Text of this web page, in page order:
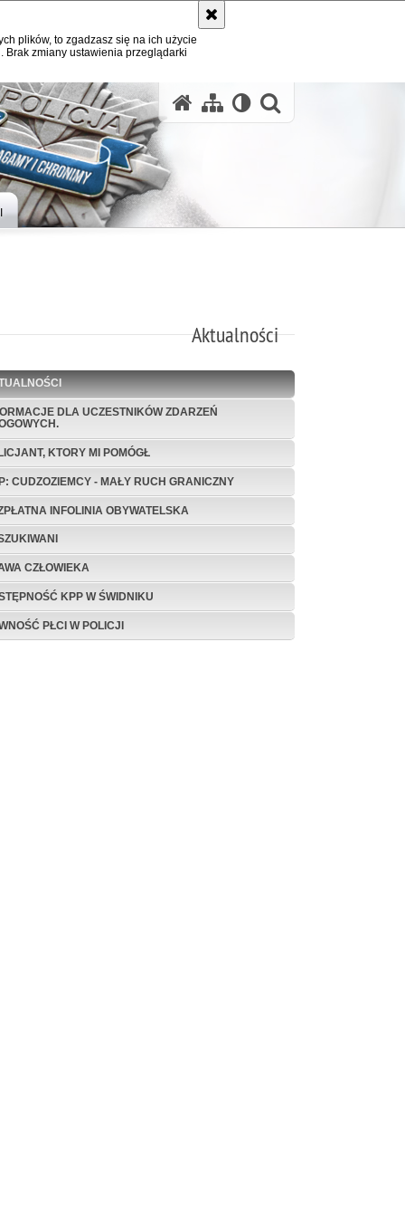
plików, to zgadzasz się na ich użycie
zmiany ustawienia przeglądarki
Aktualności
DLA UCZESTNIKÓW ZDARZEŃ
KTORY MI POMÓGŁ
CUDZOZIEMCY - MAŁY RUCH GRANICZNY
INFOLINIA OBYWATELSKA
CZŁOWIEKA
KPP W ŚWIDNIKU
PŁCI W POLICJI